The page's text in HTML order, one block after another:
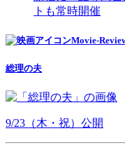
トも常時開催
Movie-
総理の夫
9/23（木・祝）公開